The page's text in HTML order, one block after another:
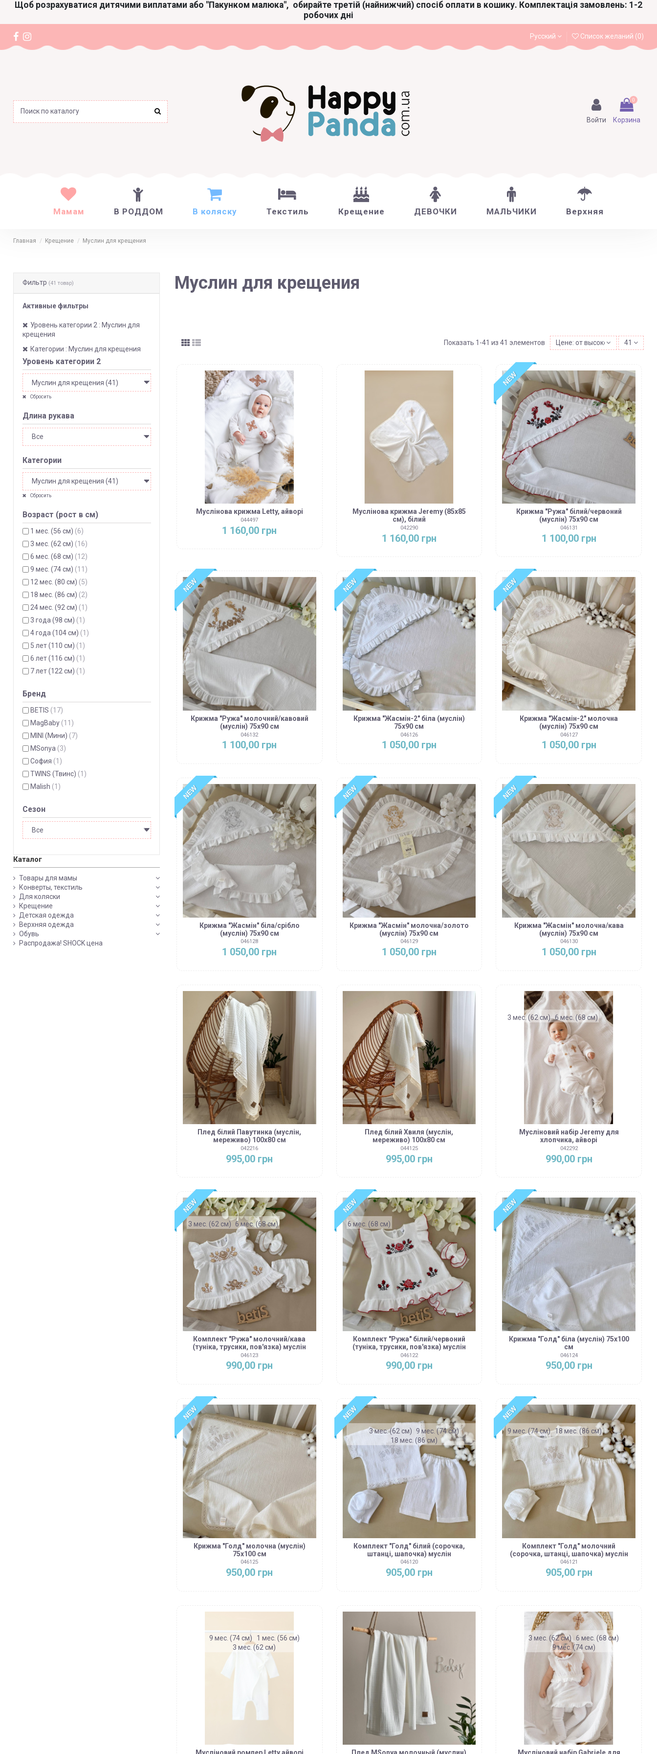
Щоб розрахуватися дитячими виплатами або "Пакунком малюка", обирайте третій (найнижчий) спосіб оплати в кошику. Комплектація замовлень: 1-2
робочих дні
Русский Список желаний (0)
Войти
0
Корзина
Мамам В РОДДОМ В коляску Текстиль Крещение ДЕВОЧКИ МАЛЬЧИКИ Верхняя
Главная Крещение Муслин для крещения
Муслин для крещения
Показать 1-41 из 41 элементов Цене: от высокой к низкой
41
Муслінова крижма Letty, айворі
044497
1 160,00 грн
Муслінова крижма Jeremy (85х85
см), білий
042290
1 160,00 грн
NEW
Крижма "Ружа" білий/червоний
(муслін) 75х90 см
046131
1 100,00 грн
NEW
Крижма "Ружа" молочний/кавовий
(муслін) 75х90 см
046132
1 100,00 грн
NEW
Крижма "Жасмін-2" біла (муслін)
75х90 см
046126
1 050,00 грн
NEW
Крижма "Жасмін-2" молочна
(муслін) 75х90 см
046127
1 050,00 грн
NEW
Крижма "Жасмін" біла/срібло
(муслін) 75х90 см
046128
1 050,00 грн
NEW
Крижма "Жасмін" молочна/золото
(муслін) 75х90 см
046129
1 050,00 грн
NEW
Крижма "Жасмін" молочна/кава
(муслін) 75х90 см
046130
1 050,00 грн
Плед білий Павутинка (муслін,
мереживо) 100х80 см
042216
995,00 грн
Плед білий Хвиля (муслін,
мереживо) 100х80 см
044125
995,00 грн
Мусліновий набір Jeremy для
хлопчика, айворі
042292
990,00 грн
3 мес. (62 см) 6 мес. (68 см)
NEW
Комплект "Ружа" молочний/кава
(туніка, трусики, пов'язка) муслін
046123
990,00 грн
3 мес. (62 см) 6 мес. (68 см)
NEW
Комплект "Ружа" білий/червоний
(туніка, трусики, пов'язка) муслін
046122
990,00 грн
6 мес. (68 см)
NEW
Крижма "Голд" біла (муслін) 75х100
см
046124
950,00 грн
NEW
Крижма "Голд" молочна (муслін)
75х100 см
046125
950,00 грн
NEW
Комплект "Голд" білий (сорочка,
штанці, шапочка) муслін
046120
905,00 грн
3 мес. (62 см) 9 мес. (74 см)
18 мес. (86 см)
NEW
Комплект "Голд" молочний
(сорочка, штанці, шапочка) муслін
046121
905,00 грн
9 мес. (74 см) 18 мес. (86 см)
9 мес. (74 см)
1 мес. (56 см)
3 мес. (62 см)
3 мес. (62 см)
6 мес. (68 см)
9 мес. (74 см)
Фильтр (41 товар)
Активные фильтры
Уровень категории 2 : Муслин для
крещения
Категории : Муслин для крещения
Уровень категории 2
Сбросить
Длина рукава
Категории
Сбросить
Возраст (рост в см)
1 мес. (56 см) (6)
3 мес. (62 см) (16)
6 мес. (68 см) (12)
9 мес. (74 см) (11)
12 мес. (80 см) (5)
18 мес. (86 см) (2)
24 мес. (92 см) (1)
3 года (98 см) (1)
4 года (104 см) (1)
5 лет (110 см) (1)
6 лет (116 см) (1)
7 лет (122 см) (1)
Бренд
BETIS (17)
MagBaby (11)
MINI (Мини) (7)
MSonya (3)
София (1)
TWINS (Твинс) (1)
Malish (1)
Сезон
Каталог
Товары для мамы
Конверты, текстиль
Для коляски
Крещение
Детская одежда
Верхняя одежда
Обувь
Распродажа! SHOCK цена